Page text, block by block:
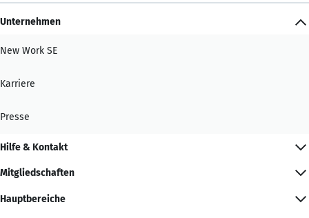
Unternehmen
New Work SE
Karriere
Presse
Hilfe & Kontakt
Mitgliedschaften
Hauptbereiche